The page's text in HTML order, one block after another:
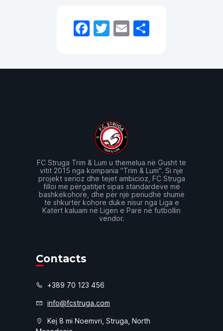
Facebook
Twitter
Email
FC Struga Trim & Lum u themelua në Gusht të
vitit 2015 nga kompania "Trim & Lum". Si një
projekt serioz dhe tejet ambicioz, FC Struga
filloi me përgatitjet sipas standardeve më
bashkëkohore, dhe për një periudhë shumë
të shkurtër kohore duke nisur nga Liga e
Katërt kaluam në Ligën e Parë në futbollin
vendor.
Contacts
+389 70 123 456
info@fcstruga.com
Kej 8 mi Noemvri, Struga, North